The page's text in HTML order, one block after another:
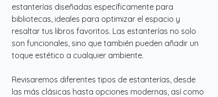
estanterías diseñadas específicamente para
bibliotecas, ideales para optimizar el espacio y
resaltar tus libros favoritos. Las estanterías no solo
son funcionales, sino que también pueden añadir un
toque estético a cualquier ambiente.
Revisaremos diferentes tipos de estanterías, desde
las más clásicas hasta opciones modernas, así como